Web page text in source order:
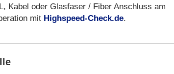
Kabel oder Glasfaser / Fiber Anschluss am
mit Highspeed-Check.de.